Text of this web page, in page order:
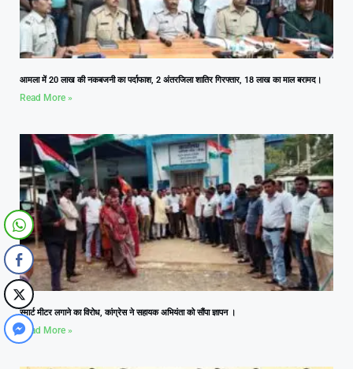
आमला में 20 लाख की नकबजनी का पर्दाफाश, 2 अंतरजिला शातिर गिरफ्तार, 18 लाख का माल बरामद।
Read More »
स्मार्ट मीटर लगाने का विरोध, कांग्रेस ने सहायक अभियंता को सौंपा ज्ञापन ।
Read More »